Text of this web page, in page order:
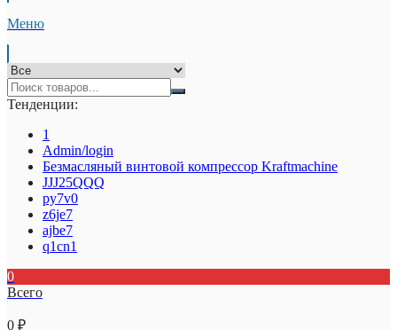
Меню
Тенденции:
1
Admin/login
Безмасляный винтовой компрессор Kraftmaсhine
JJJ25QQQ
py7v0
z6je7
ajbe7
q1cn1
0
Всего
0 ₽